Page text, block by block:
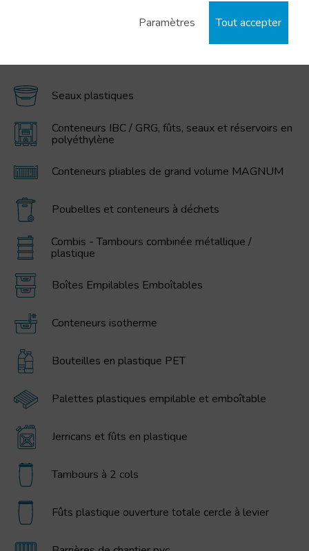
Seaux plastiques
Conteneurs IBC / GRG, fûts, seaux et réservoirs en
polyéthylène
Conteneurs pliables de grand volume MAGNUM
Poubelles et conteneurs à déchets
Combis - Tambours combinée métallique /
plastique
Boîtes Empilables Emboîtables
Conteneurs isotherme
Bouteilles en plastique PET
Palettes plastiques empilable et emboîtable
Jerricans et fûts en plastique
Tambours à 2 cols
Fûts plastique ouverture totale cercle à levier
Tout accepter
Paramètres